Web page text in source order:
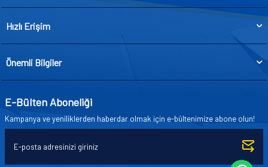
Hızlı Erişim
Önemli Bilgiler
E-Bülten Aboneliği
Kampanya ve yeniliklerden haberdar olmak için e-bültenimize abone olun!